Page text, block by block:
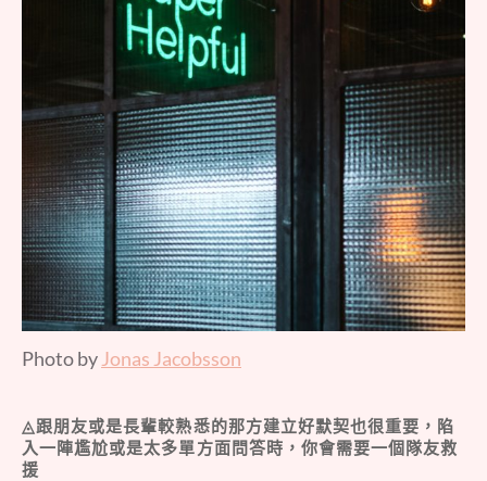
Photo by Jonas Jacobsson
◬跟朋友或是長輩較熟悉的那方建立好默契也很重要，陷
入一陣尷尬或是太多單方面問答時，你會需要一個隊友救
援